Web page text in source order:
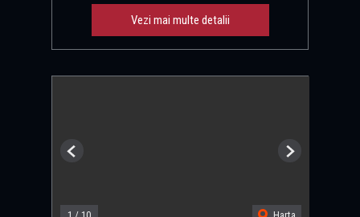
Vezi mai multe detalii
Previous Next